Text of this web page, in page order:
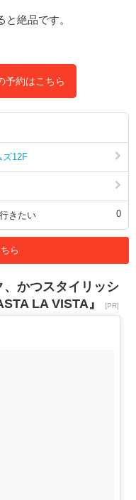
絶品です。
予約はこちら
ズ12F
行きたい 0
ら
、かつスタイリッシ
LA VISTA』
[PR]